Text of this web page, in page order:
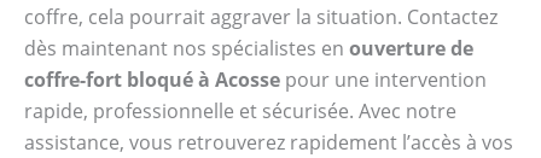
coffre, cela pourrait aggraver la situation. Contactez
dès maintenant nos spécialistes en ouverture de
coffre-fort bloqué à Acosse pour une intervention
rapide, professionnelle et sécurisée. Avec notre
assistance, vous retrouverez rapidement l’accès à vos